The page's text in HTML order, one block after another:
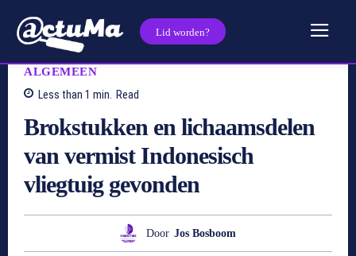
Lid worden?
ALGEMEEN
Less than 1 min. Read
Brokstukken en lichaamsdelen
van vermist Indonesisch
vliegtuig gevonden
Door Jos Bosboom